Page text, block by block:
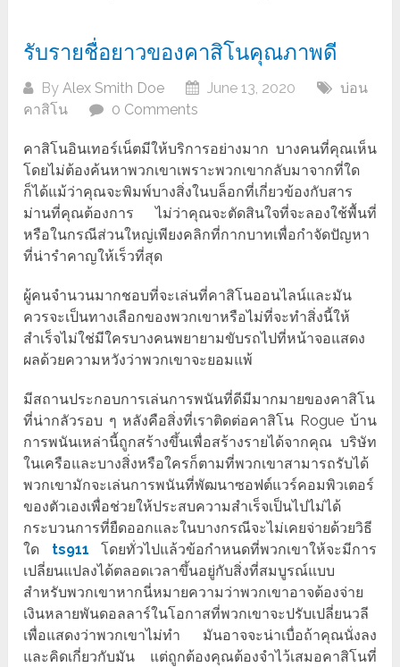
รับรายชื่อยาวของคาสิโนคุณภาพดี
ByAlex Smith Doe June 13, 2020
บ่อน
คาสิโน
0 Comments
คาสิโนอินเทอร์เน็ตมีให้บริการอย่างมาก บางคนที่คุณเห็น
โดยไม่ต้องค้นหาพวกเขาเพราะพวกเขากลับมาจากที่ใด
ก็ได้แม้ว่าคุณจะพิมพ์บางสิ่งในบล็อกที่เกี่ยวข้องกับสาร
ม่านที่คุณต้องการ ไม่ว่าคุณจะตัดสินใจที่จะลองใช้พื้นที่
หรือในกรณีส่วนใหญ่เพียงคลิกที่กากบาทเพื่อกำจัดปัญหา
ที่น่ารำคาญให้เร็วที่สุด
ผู้คนจำนวนมากชอบที่จะเล่นที่คาสิโนออนไลน์และมัน
ควรจะเป็นทางเลือกของพวกเขาหรือไม่ที่จะทำสิ่งนี้ให้
สำเร็จไม่ใช่มีใครบางคนพยายามขับรถไปที่หน้าจอแสดง
ผลด้วยความหวังว่าพวกเขาจะยอมแพ้
มีสถานประกอบการเล่นการพนันที่ดีมีมากมายของคาสิโน
ที่น่ากลัวรอบ ๆ หลังคือสิ่งที่เราติดต่อคาสิโน Rogue บ้าน
การพนันเหล่านี้ถูกสร้างขึ้นเพื่อสร้างรายได้จากคุณ บริษัท
ในเครือและบางสิ่งหรือใครก็ตามที่พวกเขาสามารถรับได้
พวกเขามักจะเล่นการพนันที่พัฒนาซอฟต์แวร์คอมพิวเตอร์
ของตัวเองเพื่อช่วยให้ประสบความสำเร็จเป็นไปไม่ได้
กระบวนการที่ยืดออกและในบางกรณีจะไม่เคยจ่ายด้วยวิธี
ใด ts911 โดยทั่วไปแล้วข้อกำหนดที่พวกเขาให้จะมีการ
เปลี่ยนแปลงได้ตลอดเวลาขึ้นอยู่กับสิ่งที่สมบูรณ์แบบ
สำหรับพวกเขาหากนี่หมายความว่าพวกเขาอาจต้องจ่าย
เงินหลายพันดอลลาร์ในโอกาสที่พวกเขาจะปรับเปลี่ยนวลี
เพื่อแสดงว่าพวกเขาไม่ทำ มันอาจจะน่าเบื่อถ้าคุณนั่งลง
และคิดเกี่ยวกับมัน แต่ถูกต้องคุณต้องจำไว้เสมอคาสิโนที่